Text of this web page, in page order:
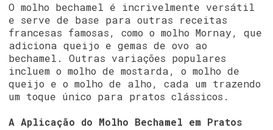
O molho bechamel é incrivelmente versátil
e serve de base para outras receitas
francesas famosas, como o molho Mornay, que
adiciona queijo e gemas de ovo ao
bechamel. Outras variações populares
incluem o molho de mostarda, o molho de
queijo e o molho de alho, cada um trazendo
um toque único para pratos clássicos.
A Aplicação do Molho Bechamel em Pratos